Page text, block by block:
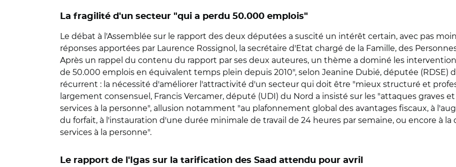
La fragilité d'un secteur "qui a perdu 50.000 emplois"
Le débat à l'Assemblée sur le rapport des deux députées a suscité un intérêt certain, avec pas
réponses apportées par Laurence Rossignol, la secrétaire d'Etat chargé de la Famille, des
Après un rappel du contenu du rapport par ses deux auteures, un thème a dominé les
de 50.000 emplois en équivalent temps plein depuis 2010", selon Jeanine Dubié, députée (RDSE)
récurrent : la nécessité d'améliorer l'attractivité d'un secteur qui doit être "mieux structuré et
largement consensuel, Francis Vercamer, député (UDI) du Nord a insisté sur les "attaques graves
services à la personne", allusion notamment "au plafonnement global des avantages fiscaux, à
du forfait, à l'instauration d'une durée minimale de travail de 24 heures par semaine, ou encore à
services à la personne".
Le rapport de l'Igas sur la tarification des Saad attendu pour avril